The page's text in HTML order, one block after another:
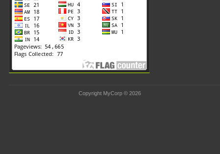
Copyright MyCorp © 2026